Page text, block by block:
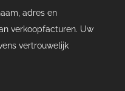
adres en
verkoopfacturen. Uw
vertrouwelijk